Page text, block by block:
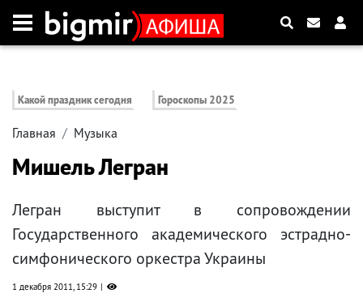
Какой праздник сегодня Гороскопы 2025
Главная Музыка
Мишель Легран
Легран выступит в сопровождении
Государственного академического эстрадно-
симфонического оркестра Украины
1 декабря 2011, 15:29